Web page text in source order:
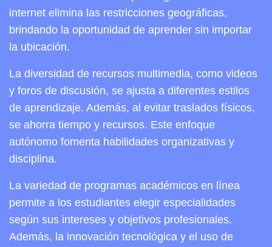
internet elimina las restricciones geográficas,
brindando la oportunidad de aprender sin importar
la ubicación.
La diversidad de recursos multimedia, como videos
y foros de discusión, se ajusta a diferentes estilos
de aprendizaje. Además, al evitar traslados físicos,
se ahorra tiempo y recursos. Este enfoque
autónomo fomenta habilidades organizativas y
disciplina.
La variedad de programas académicos en línea
permite a los estudiantes elegir especialidades
según sus intereses y objetivos profesionales.
Además, la innovación tecnológica y el uso de